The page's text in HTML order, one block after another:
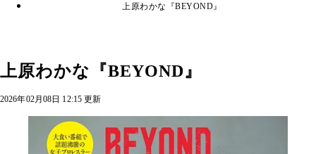
上原わかな『BEYOND』
上原わかな『BEYOND』
2026年02月08日 12:15 更新